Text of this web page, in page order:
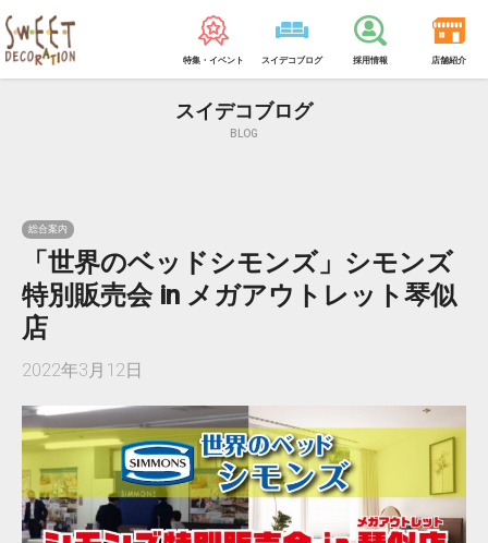
特集・イベント スイデコブログ 採用情報 店舗紹介
スイデコブログ
BLOG
総合案内
「世界のベッドシモンズ」シモンズ
特別販売会 in メガアウトレット琴似
店
2022年3月12日